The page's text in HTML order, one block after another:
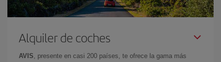
Alquiler de coches
AVIS , presente en casi 200 países, te ofrece la gama más